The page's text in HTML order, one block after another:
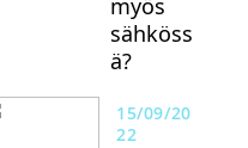
myös
sähköss
ä?
15/09/20
22